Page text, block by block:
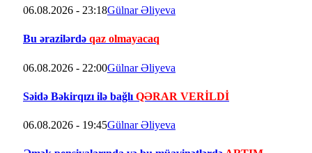
06.08.2026 - 23:18Gülnar Əliyeva
Bu ərazilərdə qaz olmayacaq
06.08.2026 - 22:00Gülnar Əliyeva
Səidə Bəkirqızı ilə bağlı QƏRAR VERİLDİ
06.08.2026 - 19:45Gülnar Əliyeva